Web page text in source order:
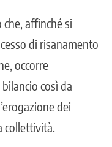
affinché si
di risanamento
occorre
così da
dei
collettività.